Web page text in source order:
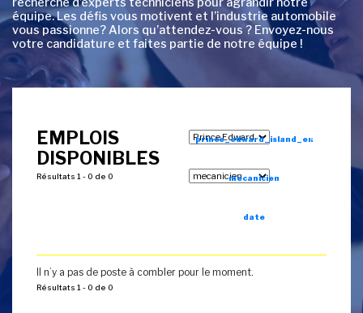
équipe. Les défis vous motivent et l’industrie automobile
vous passionne? Alors qu’attendez-vous ? Envoyez-nous
votre candidature et faites partie de notre équipe !
EMPLOIS
DISPONIBLES
Résultats 1 - 0 de 0
prince_edward_island_en
mecanicien
date
Il n’y a pas de poste à combler pour le moment.
Résultats 1 - 0 de 0